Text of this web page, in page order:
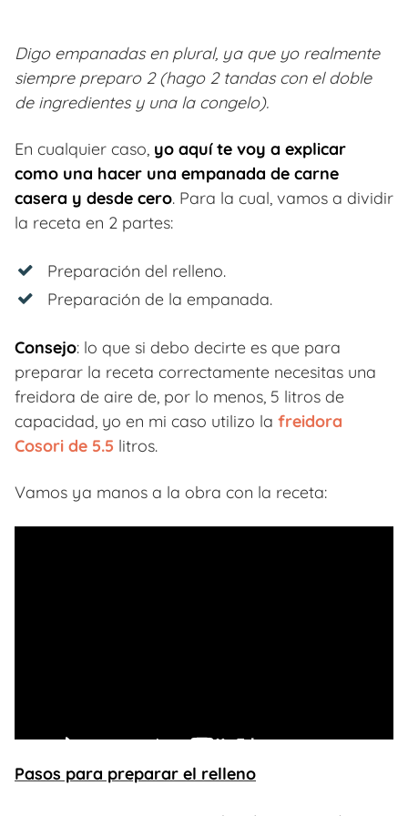
Digo empanadas en plural, ya que yo realmente
siempre preparo 2 (hago 2 tandas con el doble
de ingredientes y una la congelo).
En cualquier caso, yo aquí te voy a explicar
como una hacer una empanada de carne
casera y desde cero. Para la cual, vamos a dividir
la receta en 2 partes:
Preparación del relleno.
Preparación de la empanada.
Consejo: lo que si debo decirte es que para
preparar la receta correctamente necesitas una
freidora de aire de, por lo menos, 5 litros de
capacidad, yo en mi caso utilizo la freidora
Cosori de 5.5 litros.
Vamos ya manos a la obra con la receta:
Pasos para preparar el relleno